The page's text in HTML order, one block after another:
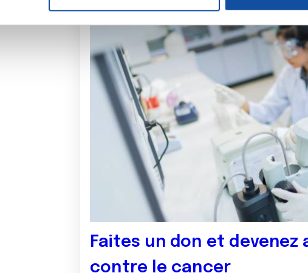
de publicité et d'analyse, qui peuvent combiner celles-ci avec
ont collectées lors de votre utilisation de leurs services.
Faites un don et
contre le cancer